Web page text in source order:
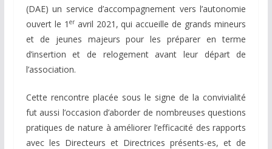
(DAE) un service d’accompagnement vers l’autonomie
ouvert le 1 eravril 2021, qui accueille de grands mineurs
et de jeunes majeurs pour les préparer en terme
d’insertion et de relogement avant leur départ de
l’association.
Cette rencontre placée sous le signe de la convivialité
fut aussi l’occasion d’aborder de nombreuses questions
pratiques de nature à améliorer l’efficacité des rapports
avec les Directeurs et Directrices présents-es, et de